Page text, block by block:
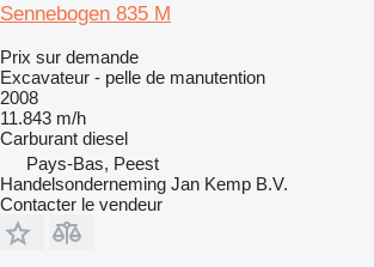
Sennebogen 835 M
Prix sur demande
Excavateur - pelle de manutention
2008
11.843 m/h
Carburant diesel
Pays-Bas, Peest
Handelsonderneming Jan Kemp B.V.
Contacter le vendeur